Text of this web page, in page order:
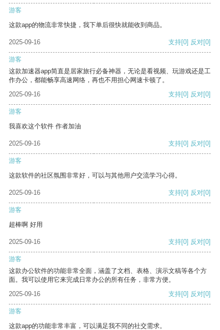
游客
这款app的物流非常快捷，我下单后很快就能收到商品。
2025-09-16 支持[0] 反对[0]
游客
这款加速器app简直是居家旅行必备神器，无论是看视频、玩游戏还是工
作办公，都能畅享高速网络，再也不用担心网速卡顿了。
2025-09-16
支持[0] 反对[0]
游客
我喜欢这个软件 作者加油
2025-09-16 支持[0] 反对[0]
游客
这款软件的社区氛围非常好，可以与其他用户交流学习心得。
2025-09-16 支持[0] 反对[0]
游客
超棒啊 好用
2025-09-16 支持[0] 反对[0]
游客
这款办公软件的功能非常全面，涵盖了文档、表格、演示文稿等各个方
面。我可以使用它来完成日常办公的所有任务，非常方便。
2025-09-16
支持[0] 反对[0]
游客
这款app的功能非常丰富，可以满足我不同的社交需求。